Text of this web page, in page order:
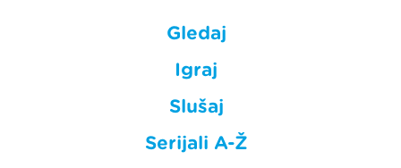
Gledaj
Igraj
Slušaj
Serijali A-Ž